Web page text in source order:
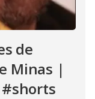
de
Minas |